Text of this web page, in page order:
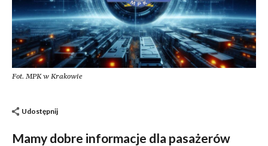
Fot. MPK w Krakowie
Udostępnij
Mamy dobre informacje dla pasażerów